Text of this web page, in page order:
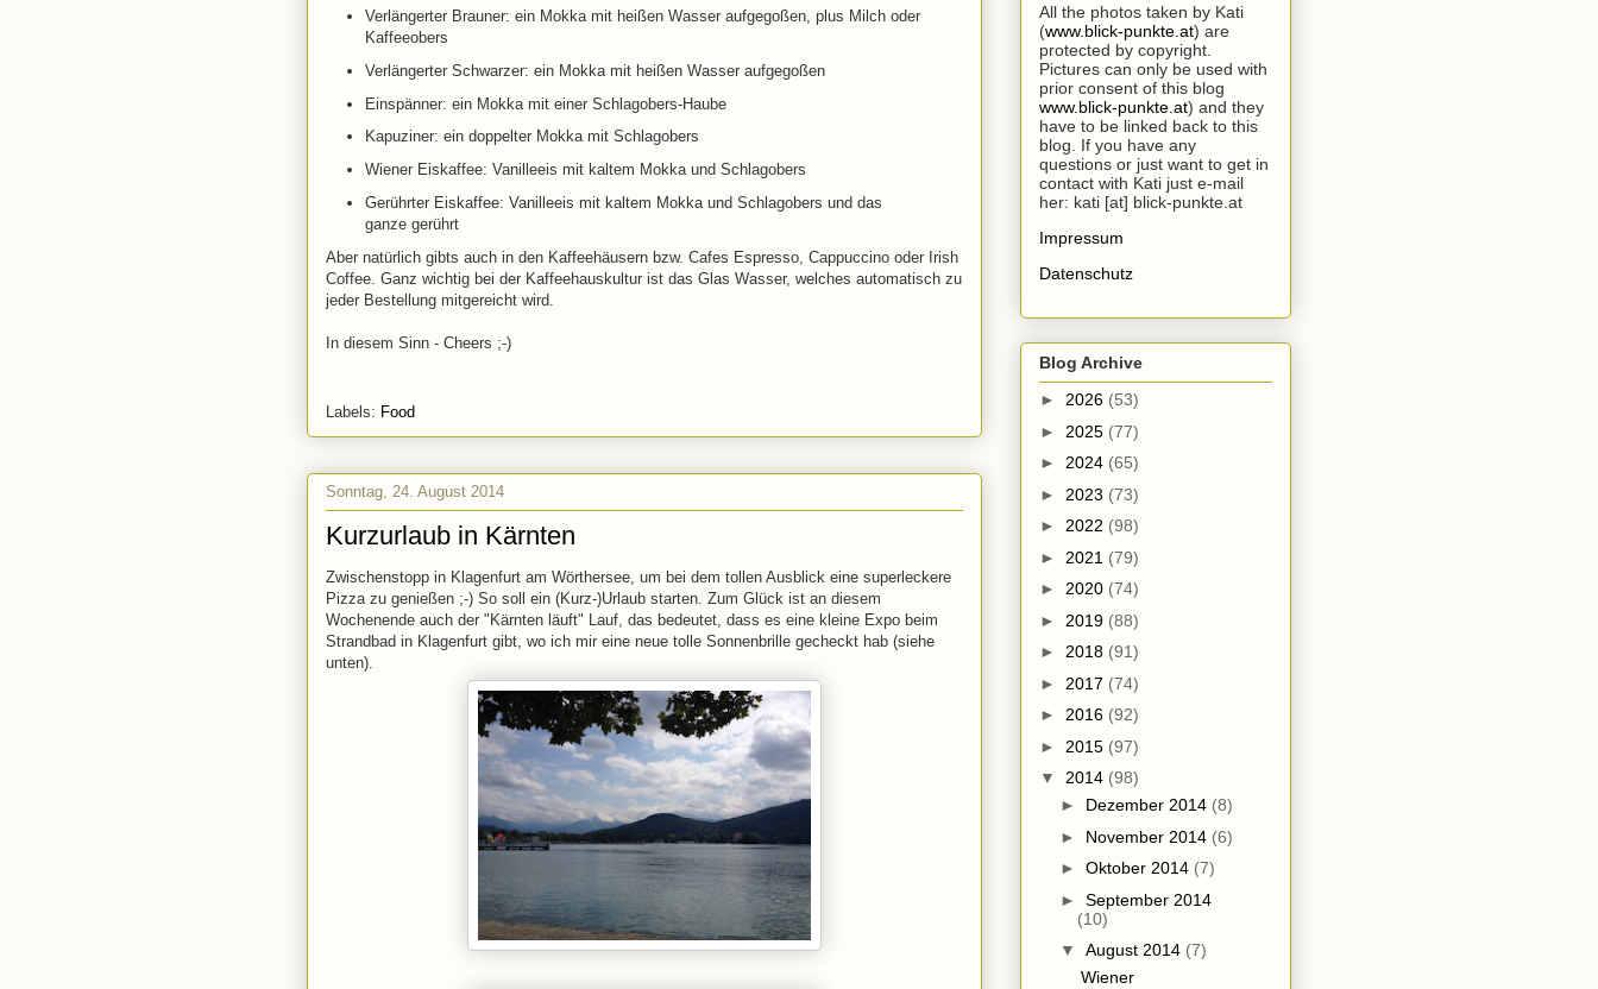
Verlängerter Brauner: ein Mokka mit heißen Wasser aufgegoßen, plus Milch oder
Kaffeeobers
Verlängerter Schwarzer: ein Mokka mit heißen Wasser aufgegoßen
Einspänner: ein Mokka mit einer Schlagobers-Haube
Kapuziner: ein doppelter Mokka mit Schlagobers
Wiener Eiskaffee: Vanilleeis mit kaltem Mokka und Schlagobers
Gerührter Eiskaffee: Vanilleeis mit kaltem Mokka und Schlagobers und das
ganze gerührt
Aber natürlich gibts auch in den Kaffeehäusern bzw. Cafes Espresso, Cappuccino oder Irish
Coffee. Ganz wichtig bei der Kaffeehauskultur ist das Glas Wasser, welches automatisch zu
jeder Bestellung mitgereicht wird.
In diesem Sinn - Cheers ;-)
Labels: Food
Sonntag, 24. August 2014
Kurzurlaub in Kärnten
Zwischenstopp in Klagenfurt am Wörthersee, um bei dem tollen Ausblick eine superleckere
Pizza zu genießen ;-) So soll ein (Kurz-)Urlaub starten. Zum Glück ist an diesem
Wochenende auch der "Kärnten läuft" Lauf, das bedeutet, dass es eine kleine Expo beim
Strandbad in Klagenfurt gibt, wo ich mir eine neue tolle Sonnenbrille gecheckt hab (siehe
unten).
All the photos taken by Kati
(www.blick-punkte.at) are
protected by copyright.
Pictures can only be used with
prior consent of this blog
www.blick-punkte.at) and they
have to be linked back to this
blog. If you have any
questions or just want to get in
contact with Kati just e-mail
her: kati [at] blick-punkte.at
Impressum
Datenschutz
Blog Archive
► 2026 (53)
► 2025 (77)
► 2024 (65)
► 2023 (73)
► 2022 (98)
► 2021 (79)
► 2020 (74)
► 2019 (88)
► 2018 (91)
► 2017 (74)
► 2016 (92)
► 2015 (97)
▼ 2014 (98)
► Dezember 2014 (8)
► November 2014 (6)
► Oktober 2014 (7)
► September 2014
(10)
▼ August 2014 (7)
Wiener